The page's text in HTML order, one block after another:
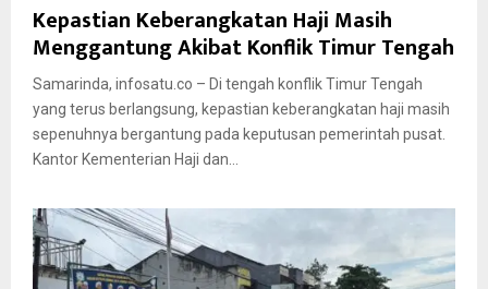
Kepastian Keberangkatan Haji Masih
Menggantung Akibat Konflik Timur Tengah
Samarinda, infosatu.co – Di tengah konflik Timur Tengah
yang terus berlangsung, kepastian keberangkatan haji masih
sepenuhnya bergantung pada keputusan pemerintah pusat.
Kantor Kementerian Haji dan...